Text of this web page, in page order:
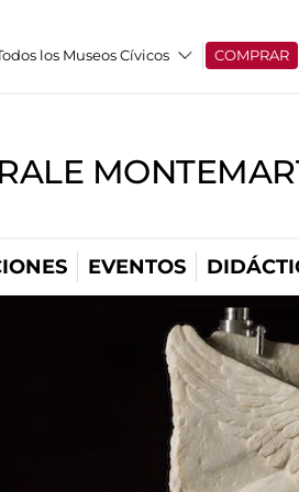
los Museos Cívicos COMPRAR
EVENTOS